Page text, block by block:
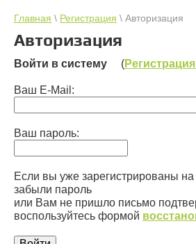
Главная \ Регистрация \ Авторизация
Авторизация
Войти в систему (
Ваш E-Mail:
Ваш пароль:
Если вы уже зарегистрированы
забыли пароль
или Вам не пришло письмо
воспользуйтесь формой